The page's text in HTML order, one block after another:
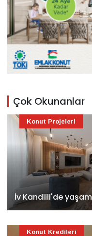
Çok Okunanlar
İv Kandilli'de
Konut Projeleri
Konut Kredileri